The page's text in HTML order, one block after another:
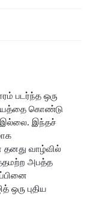
படர்ந்த ஒரு
கொண்டு
இல்லை. இந்தச்
வாழ்வில்
அபத்த
புதிய